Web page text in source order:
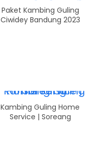
Paket Kambing Guling
Ciwidey Bandung 2023
Kambing Guling Home
Service | Soreang